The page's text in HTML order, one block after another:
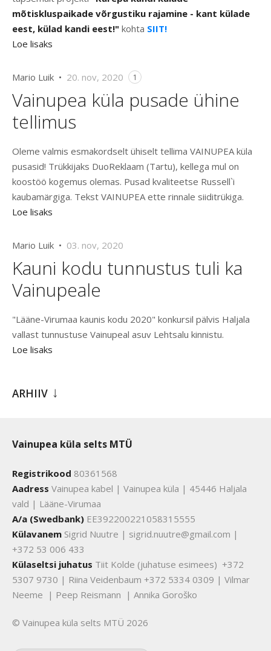
mõtiskluspaikade võrgustiku rajamine - kant külade
eest, külad kandi eest!" kohta SIIT!
Loe lisaks
Mario Luik • 20. nov, 2020 1
Vainupea küla pusade ühine
tellimus
Oleme valmis esmakordselt ühiselt tellima VAINUPEA küla
pusasid! Trükkijaks DuoReklaam (Tartu), kellega mul on
koostöö kogemus olemas. Pusad kvaliteetse Russell`i
kaubamärgiga. Tekst VAINUPEA ette rinnale siiditrükiga.
Loe lisaks
Mario Luik • 03. nov, 2020
Kauni kodu tunnustus tuli ka
Vainupeale
"Lääne-Virumaa kaunis kodu 2020" konkursil pälvis Haljala
vallast tunnustuse Vainupeal asuv Lehtsalu kinnistu.
Loe lisaks
ARHIIV
Vainupea küla selts MTÜ
Registrikood 80361568
Aadress Vainupea kabel | Vainupea küla | 45446 Haljala
vald | Lääne-Virumaa
A/a (Swedbank) EE392200221058315555
Külavanem Sigrid Nuutre | sigrid.nuutre@gmail.com |
+372 53 006 433
Külaseltsi juhatus Tiit Kolde (juhatuse esimees) +372
5307 9730 | Riina Veidenbaum +372 5334 0309 | Vilmar
Neeme | Peep Reismann | Annika Goroško
© Vainupea küla selts MTÜ 2026